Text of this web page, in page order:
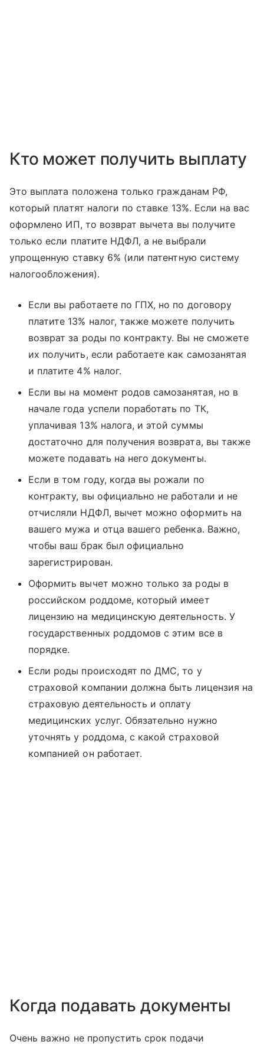
Кто может получить выплату
Это выплата положена только гражданам РФ,
который платят налоги по ставке 13%. Если на вас
оформлено ИП, то возврат вычета вы получите
только если платите НДФЛ, а не выбрали
упрощенную ставку 6% (или патентную систему
налогообложения).
Если вы работаете по ГПХ, но по договору
платите 13% налог, также можете получить
возврат за роды по контракту. Вы не сможете
их получить, если работаете как самозанятая
и платите 4% налог.
Если вы на момент родов самозанятая, но в
начале года успели поработать по ТК,
уплачивая 13% налога, и этой суммы
достаточно для получения возврата, вы также
можете подавать на него документы.
Если в том году, когда вы рожали по
контракту, вы официально не работали и не
отчисляли НДФЛ, вычет можно оформить на
вашего мужа и отца вашего ребенка. Важно,
чтобы ваш брак был официально
зарегистрирован.
Оформить вычет можно только за роды в
российском роддоме, который имеет
лицензию на медицинскую деятельность. У
государственных роддомов с этим все в
порядке.
Если роды происходят по ДМС, то у
страховой компании должна быть лицензия на
страховую деятельность и оплату
медицинских услуг. Обязательно нужно
уточнять у роддома, с какой страховой
компанией он работает.
Когда подавать документы
Очень важно не пропустить срок подачи